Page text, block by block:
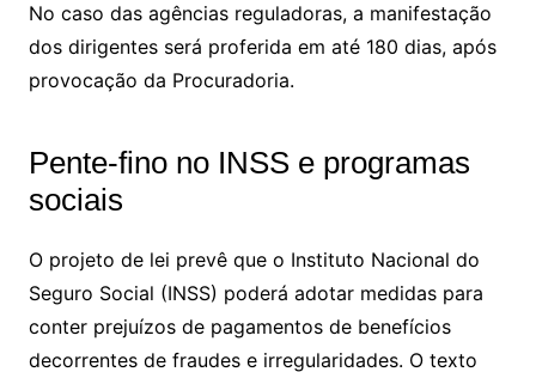
No caso das agências reguladoras, a manifestação
dos dirigentes será proferida em até 180 dias, após
provocação da Procuradoria.
Pente-fino no INSS e programas
sociais
O projeto de lei prevê que o Instituto Nacional do
Seguro Social (INSS) poderá adotar medidas para
conter prejuízos de pagamentos de benefícios
decorrentes de fraudes e irregularidades. O texto